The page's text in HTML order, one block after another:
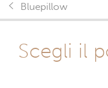
Bluepillow
Scegli il